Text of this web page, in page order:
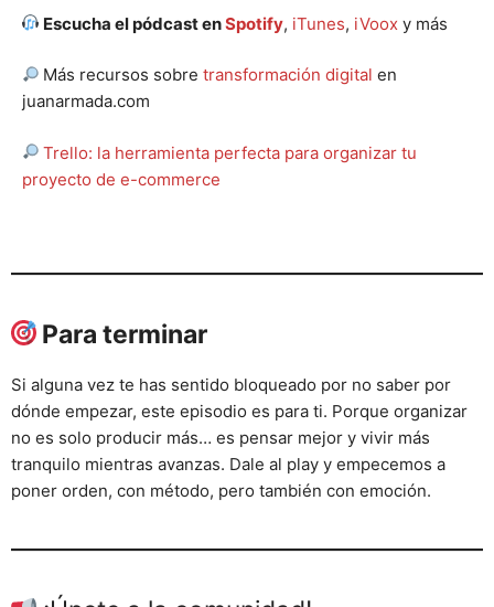
Escucha el pódcast enSpotify, iTunes, iVoox y más
Más recursos sobre transformación digital en
juanarmada.com
Trello: la herramienta perfecta para organizar tu
proyecto de e-commerce
Para terminar
Si alguna vez te has sentido bloqueado por no saber por
dónde empezar, este episodio es para ti. Porque organizar
no es solo producir más… es pensar mejor y vivir más
tranquilo mientras avanzas. Dale al play y empecemos a
poner orden, con método, pero también con emoción.